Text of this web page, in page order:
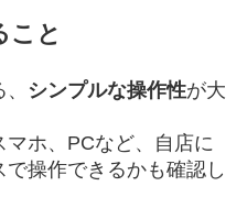
こと
シンプルな操作性が大
マホ、PCなど、自店に
操作できるかも確認し